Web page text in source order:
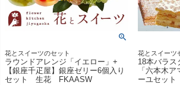
花とスイーツのセット
ラウンドアレンジ「イエロー」+
【銀座千疋屋】銀座ゼリー6個入り
セット 生花 FKAASW
花とスイーツ
18本バラス
「六本木
ーユセッ